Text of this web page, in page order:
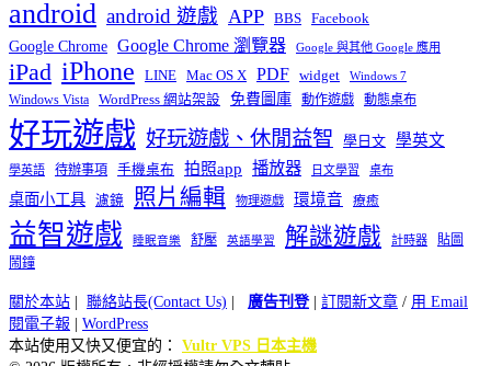
android android 遊戲 APP BBS Facebook
Google Chrome Google Chrome 瀏覽器 Google 與其他 Google 應用
iPad iPhone LINE Mac OS X PDF widget Windows 7
Windows Vista WordPress 網站架設 免費圖庫 動作遊戲 動態桌布
好玩遊戲 好玩遊戲、休閒益智 學日文 學英文
學英語 待辦事項 手機桌布 拍照app 播放器 日文學習 桌布
桌面小工具 濾鏡 照片編輯 物理遊戲 環境音 療癒
益智遊戲 睡眠音樂 舒壓 英語學習 解謎遊戲 計時器
貼圖
鬧鐘
關於本站 聯絡站長(Contact Us) 廣告刊登| 訂閱新文章 / 用 Email
閱電子報
WordPress
本站使用又快又便宜的： Vultr VPS 日本主機